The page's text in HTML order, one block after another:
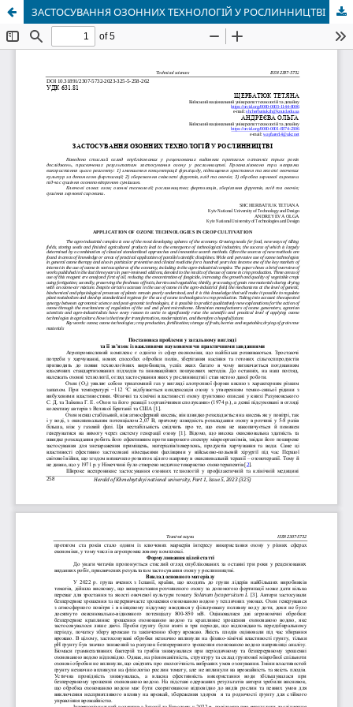
ЗАСТОСУВАННЯ ОЗОННИХ ТЕХНОЛОГІЙ У РОСЛИННИЦТВІ